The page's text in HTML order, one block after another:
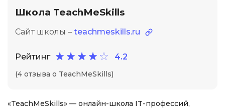
Школа TeachMeSkills
Сайт школы – teachmeskills.ru
Рейтинг 4.2
(4 отзыва о TeachMeSkills)
«TeachMeSkills» — онлайн-школа IT-профессий,